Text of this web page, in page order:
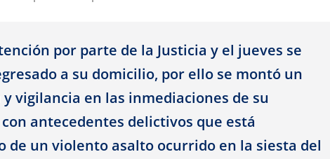
por parte de la Justicia y el jueves se
a su domicilio, por ello se montó un
vigilancia en las inmediaciones de su
antecedentes delictivos que está
de un violento asalto ocurrido en la siesta del